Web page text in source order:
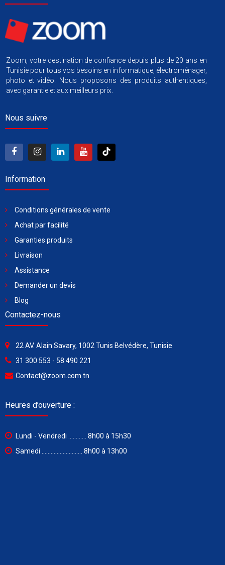
Zoom, votre destination de confiance depuis plus de 20 ans en
Tunisie pour tous vos besoins en informatique, électroménager,
photo et vidéo. Nous proposons des produits authentiques,
avec garantie et aux meilleurs prix.
Nous suivre
Information
Conditions générales de vente
Achat par facilité
Garanties produits
Livraison
Assistance
Demander un devis
Blog
Contactez-nous
22 AV. Alain Savary, 1002 Tunis Belvédère, Tunisie
31 300 553 - 58 490 221
Contact@zoom.com.tn
Heures d’ouverture :
Lundi - Vendredi ............ 8h00 à 15h30
Samedi ........................... 8h00 à 13h00